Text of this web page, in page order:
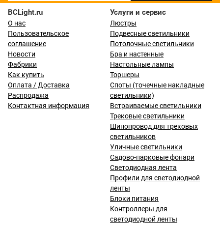
BCLight.ru
О нас
Пользовательское
соглашение
Новости
Фабрики
Как купить
Оплата / Доставка
Распродажа
Контактная информация
Услуги и сервис
Люстры
Подвесные светильники
Потолочные светильники
Бра и настенные
Настольные лампы
Торшеры
Споты (точечные накладные
светильники)
Встраиваемые светильники
Трековые светильники
Шинопровод для трековых
светильников
Уличные светильники
Садово-парковые фонари
Светодиодная лента
Профили для светодиодной
ленты
Блоки питания
Контроллеры для
светодиодной ленты